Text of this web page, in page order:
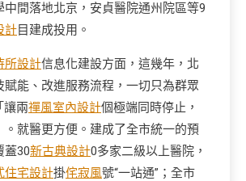
中間落地北京，安貞醫院通州院區等9
計目建成投用。
所設計信息化建設方面，這幾年，北
賦能、改進服務流程，一切只為群眾
讓兩禪風室內設計個極端同時停止，
。就醫更方便。建成了全市統一的預
蓋30新古典設計0多家二級以上醫院，
住宅設計掛侘寂風號“一站通”；全市